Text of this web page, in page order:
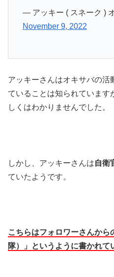
— アッキー ( スネーク )
November 9, 2022
アッキーさんはオキサバの活
ていることは知られていま
しくはわかりませんでした。
しかし、アッキーさんは自衛
ていたようです。
こちらはフォロワーさんか
隊）」というように書かれて